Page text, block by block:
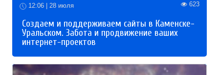
12:06 | 28 июля 623
Создаем и поддерживаем сайты в Каменске-
Уральском. Забота и продвижение ваших
интернет-проектов